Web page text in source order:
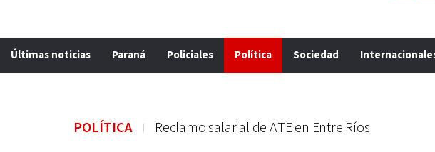
Últimas noticias Paraná Policiales Política Sociedad
POLÍTICA Reclamo salarial de ATE en Entre Ríos